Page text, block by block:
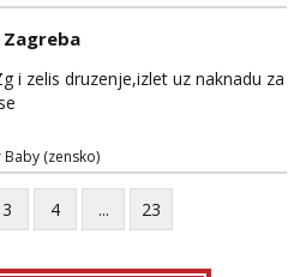
Zagreba
i zelis druzenje,izlet uz naknadu za
Baby (zensko)
3 4 ... 23